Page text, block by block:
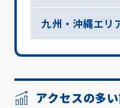
九州・沖縄エリ
アクセスの多